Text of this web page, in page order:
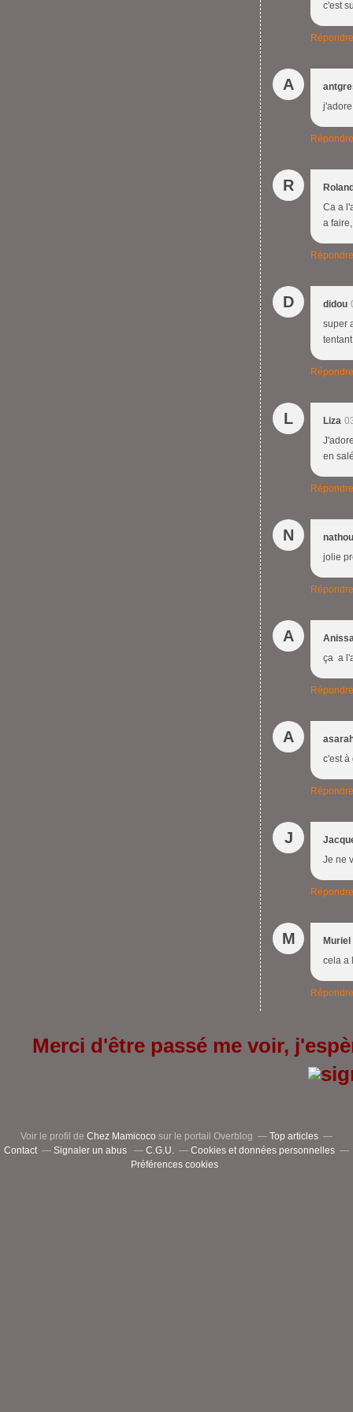
c'est
Répondre
A
Répondre
R
Ca a
a
Répondre
D didou
super
Répondre
L Liza
en
Répondre
N
jolie
Répondre
A
ça a
Répondre
A
c'est à
Répondre
J
Je ne
Répondre
M
cela a
Répondre
Merci d'être passé me voir,
Voir le profil de Chez Mamicoco sur le portail Overblog
Top articles
Contact
Signaler un abus C.G.U.
Cookies et données personnelles
Préférences cookies